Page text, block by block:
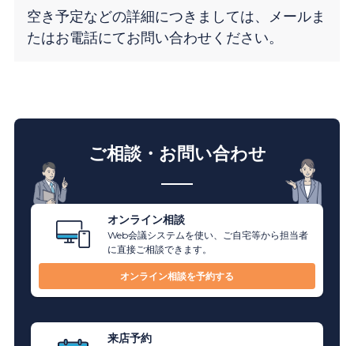
空き予定などの詳細につきましては、メールま
たはお電話にてお問い合わせください。
ご相談・お問い合わせ
オンライン相談
Web会議システムを使い、ご自宅等から担当者
に直接ご相談できます。
オンライン相談を予約する
来店予約